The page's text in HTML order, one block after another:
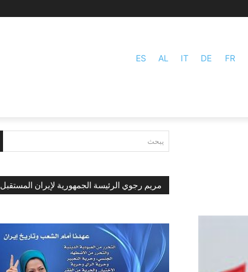
ES AL IT DE FR
يبحث
مريم رجوي الرئيسة الجمهورية لإيران المستقبل